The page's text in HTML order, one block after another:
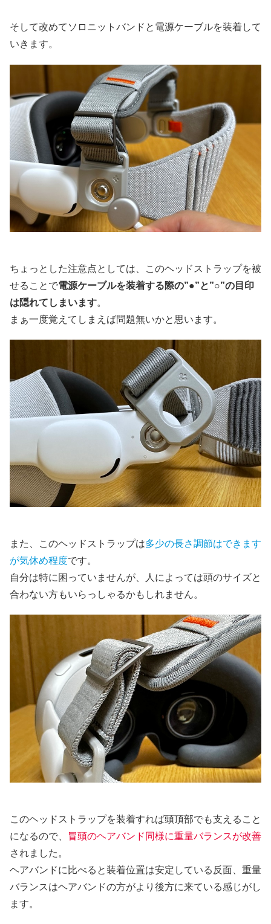
そして改めてソロニットバンドと電源ケーブルを装着して
いきます。
ちょっとした注意点としては、このヘッドストラップを被
せることで電源ケーブルを装着する際の”●”と”○”の目印
は隠れてしまいます。
まぁ一度覚えてしまえば問題無いかと思います。
また、このヘッドストラップは多少の長さ調節はできます
が気休め程度です。
自分は特に困っていませんが、人によっては頭のサイズと
合わない方もいらっしゃるかもしれません。
このヘッドストラップを装着すれば頭頂部でも支えること
になるので、
冒頭のヘアバンド同様に重量バランスが改善
されました。
ヘアバンドに比べると装着位置は安定している反面、重量
バランスはヘアバンドの方がより後方に来ている感じがし
ます。